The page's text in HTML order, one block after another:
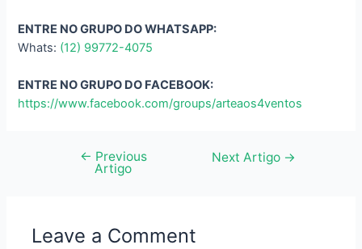
ENTRE NO GRUPO DO WHATSAPP:
Whats: (12) 99772-4075
ENTRE NO GRUPO DO FACEBOOK:
https://www.facebook.com/groups/arteaos4ventos
Navegação
← Previous
Artigo
Next Artigo →
Leave a Comment